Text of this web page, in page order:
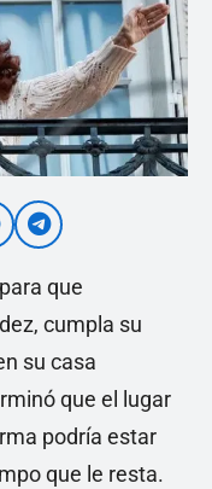
que
cumpla su
su casa
que el lugar
podría estar
que le resta.